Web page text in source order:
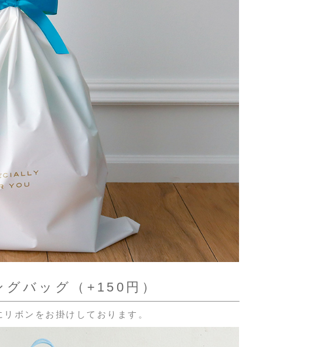
バッグ（+150円）
ボンをお掛けしております。